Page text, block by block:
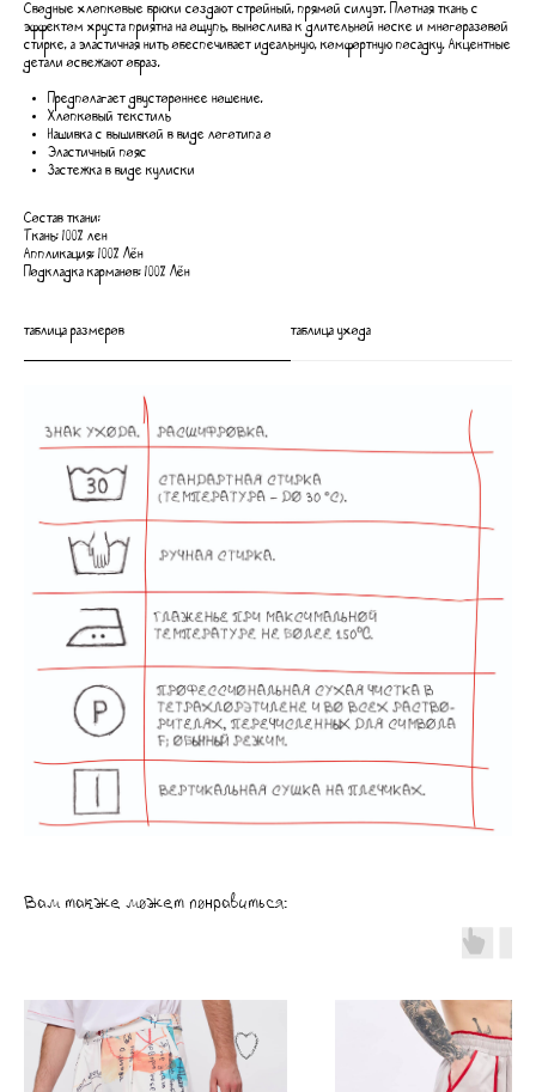
Сводные хлопковые брюки создают стройный, прямой силуэт. Плотная ткань с
эффектом хруста приятна на ощупь, вынослива к длительной носке и многоразовой
стирке, а эластичная нить обеспечивает идеальную, комфортную посадку. Акцентные
детали освежают образ.
Предполагает двустороннее ношение.
Хлопковый текстиль
Нашивка с вышивкой в виде логотипа о
Эластичный пояс
Застежка в виде кулиски
Состав ткани:
Ткань: 100% лен
Аппликация: 100% Лён
Подкладка карманов: 100% Лён
таблица размеров таблица ухода
Вам также может понравиться: